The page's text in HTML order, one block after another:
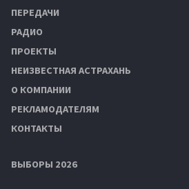
ПЕРЕДАЧИ
РАДИО
ПРОЕКТЫ
НЕИЗВЕСТНАЯ АСТРАХАНЬ
О КОМПАНИИ
РЕКЛАМОДАТЕЛЯМ
КОНТАКТЫ
ВЫБОРЫ 2026